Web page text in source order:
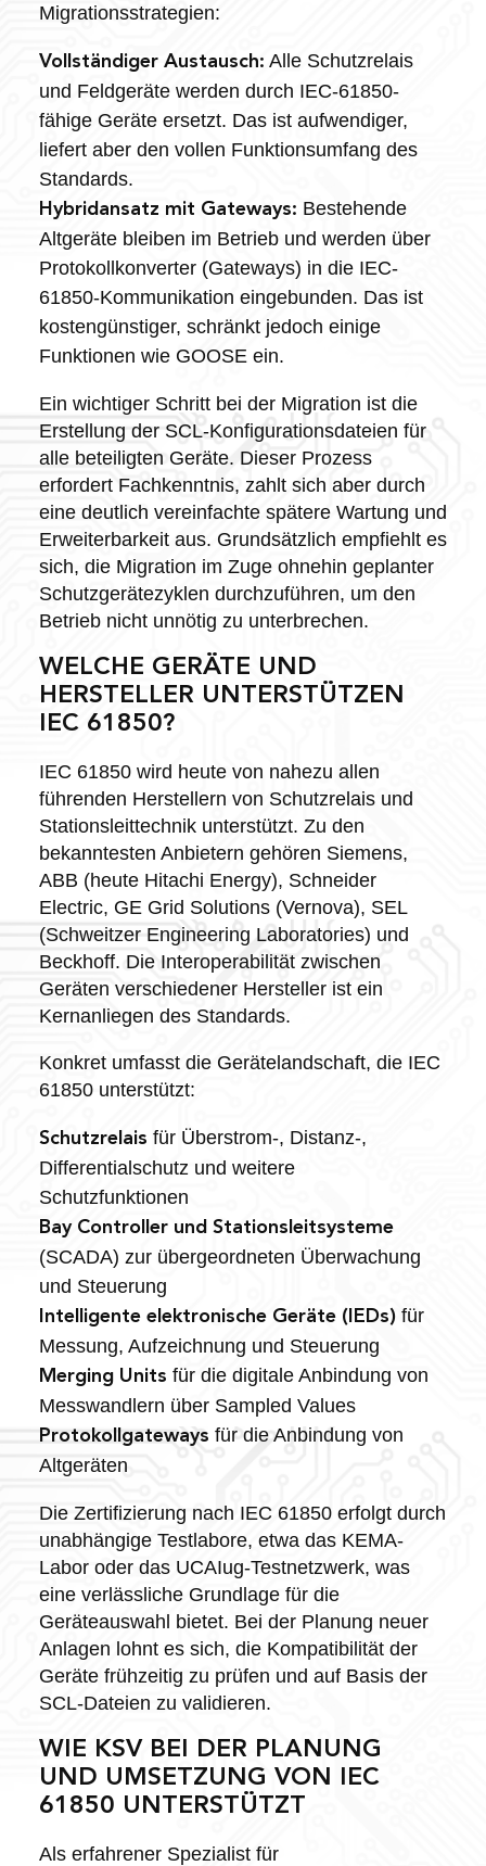
Migrationsstrategien:
Vollständiger Austausch: Alle Schutzrelais
und Feldgeräte werden durch IEC-61850-
fähige Geräte ersetzt. Das ist aufwendiger,
liefert aber den vollen Funktionsumfang des
Standards.
Hybridansatz mit Gateways: Bestehende
Altgeräte bleiben im Betrieb und werden über
Protokollkonverter (Gateways) in die IEC-
61850-Kommunikation eingebunden. Das ist
kostengünstiger, schränkt jedoch einige
Funktionen wie GOOSE ein.
Ein wichtiger Schritt bei der Migration ist die
Erstellung der SCL-Konfigurationsdateien für
alle beteiligten Geräte. Dieser Prozess
erfordert Fachkenntnis, zahlt sich aber durch
eine deutlich vereinfachte spätere Wartung und
Erweiterbarkeit aus. Grundsätzlich empfiehlt es
sich, die Migration im Zuge ohnehin geplanter
Schutzgerätezyklen durchzuführen, um den
Betrieb nicht unnötig zu unterbrechen.
WELCHE GERÄTE UND
HERSTELLER UNTERSTÜTZEN
IEC 61850?
IEC 61850 wird heute von nahezu allen
führenden Herstellern von Schutzrelais und
Stationsleittechnik unterstützt. Zu den
bekanntesten Anbietern gehören Siemens,
ABB (heute Hitachi Energy), Schneider
Electric, GE Grid Solutions (Vernova), SEL
(Schweitzer Engineering Laboratories) und
Beckhoff. Die Interoperabilität zwischen
Geräten verschiedener Hersteller ist ein
Kernanliegen des Standards.
Konkret umfasst die Gerätelandschaft, die IEC
61850 unterstützt:
Schutzrelais für Überstrom-, Distanz-,
Differentialschutz und weitere
Schutzfunktionen
Bay Controller und Stationsleitsysteme
(SCADA) zur übergeordneten Überwachung
und Steuerung
Intelligente elektronische Geräte (IEDs)für
Messung, Aufzeichnung und Steuerung
Merging Units für die digitale Anbindung von
Messwandlern über Sampled Values
Protokollgateways für die Anbindung von
Altgeräten
Die Zertifizierung nach IEC 61850 erfolgt durch
unabhängige Testlabore, etwa das KEMA-
Labor oder das UCAIug-Testnetzwerk, was
eine verlässliche Grundlage für die
Geräteauswahl bietet. Bei der Planung neuer
Anlagen lohnt es sich, die Kompatibilität der
Geräte frühzeitig zu prüfen und auf Basis der
SCL-Dateien zu validieren.
WIE KSV BEI DER PLANUNG
UND UMSETZUNG VON IEC
61850 UNTERSTÜTZT
Als erfahrener Spezialist für